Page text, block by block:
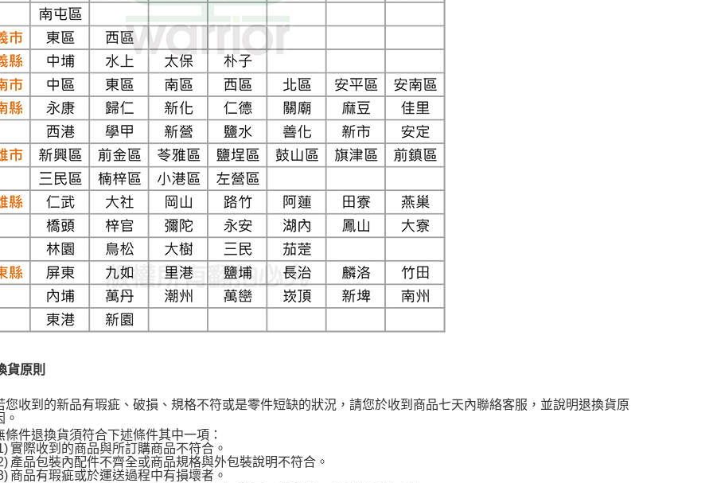
貨原則
您收到的新品有瑕疵、破損、規格不符或是零件短缺的狀況，請您於收到商品七天內聯絡客服，並說明退換貨原
。
條件退換貨須符合下述條件其中一項：
實際收到的商品與所訂購商品不符合。
產品包裝內配件不齊全或商品規格與外包裝說明不符合。
商品有瑕疵或於運送過程中有損壞者。